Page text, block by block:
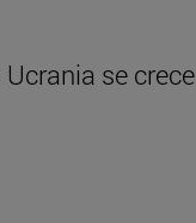
se crece